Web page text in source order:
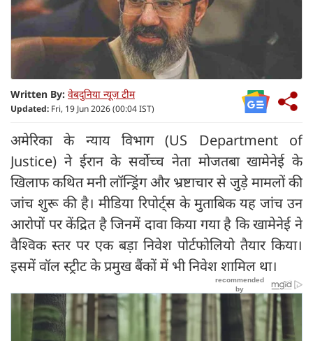
Written By: वेबदुनिया न्यूज़ टीम
Updated: Fri, 19 Jun 2026 (00:04 IST)
अमेरिका के न्याय विभाग (US Department of
Justice) ने ईरान के सर्वोच्च नेता मोजतबा खामेनेई के
खिलाफ कथित मनी लॉन्ड्रिंग और भ्रष्टाचार से जुड़े मामलों की
जांच शुरू की है। मीडिया रिपोर्ट्स के मुताबिक यह जांच उन
आरोपों पर केंद्रित है जिनमें दावा किया गया है कि खामेनेई ने
वैश्विक स्तर पर एक बड़ा निवेश पोर्टफोलियो तैयार किया।
इसमें वॉल स्ट्रीट के प्रमुख बैंकों में भी निवेश शामिल था।